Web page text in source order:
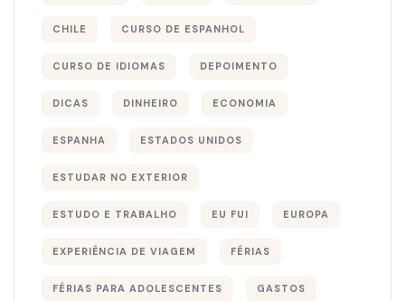
CHILE CURSO DE ESPANHOL
CURSO DE IDIOMAS DEPOIMENTO
DICAS DINHEIRO ECONOMIA
ESPANHA ESTADOS UNIDOS
ESTUDAR NO EXTERIOR
ESTUDO E TRABALHO EU FUI EUROPA
EXPERIÊNCIA DE VIAGEM FÉRIAS
FÉRIAS PARA ADOLESCENTES GASTOS